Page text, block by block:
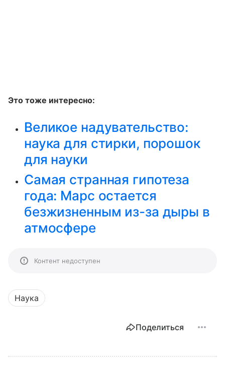
Это тоже интересно:
Великое надувательство:
наука для стирки, порошок
для науки
Самая странная гипотеза
года: Марс остается
безжизненным из-за дыры в
атмосфере
Контент недоступен
Наука
Поделиться